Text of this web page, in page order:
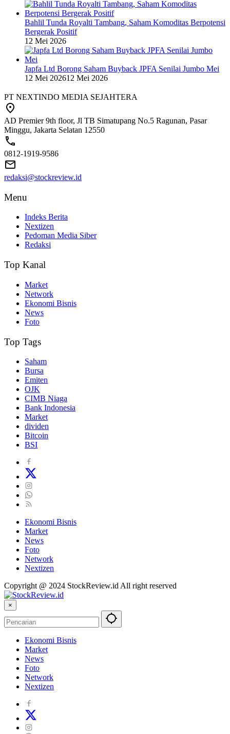
Bahlil Tunda Royalti Tambang, Saham Komoditas Berpotensi
Bergerak Positif
12 Mei 2026
Japfa Ltd Borong Saham Buyback JPFA Senilai Jumbo Mei
12 Mei 202612 Mei 2026
PT NEXTINDO MEDIA SEJAHTERA
AD Premier 9th floor, Jl TB Simatupang No.5 Ragunan, Pasar
Minggu, Jakarta Selatan 12550
0812-1919-9586
redaksi@stockreview.id
Menu
Indeks Berita
Nextizen
Pedoman Media Siber
Redaksi
Top Kanal
Market
Network
Ekonomi Bisnis
News
Foto
Top Tags
Saham
Bursa
Emiten
OJK
CIMB Niaga
Bank Indonesia
Market
dividen
Bitcoin
BSI
Ekonomi Bisnis
Market
News
Foto
Network
Nextizen
Copyright @ 2024 StockReview.id All right reserved
×
Ekonomi Bisnis
Market
News
Foto
Network
Nextizen